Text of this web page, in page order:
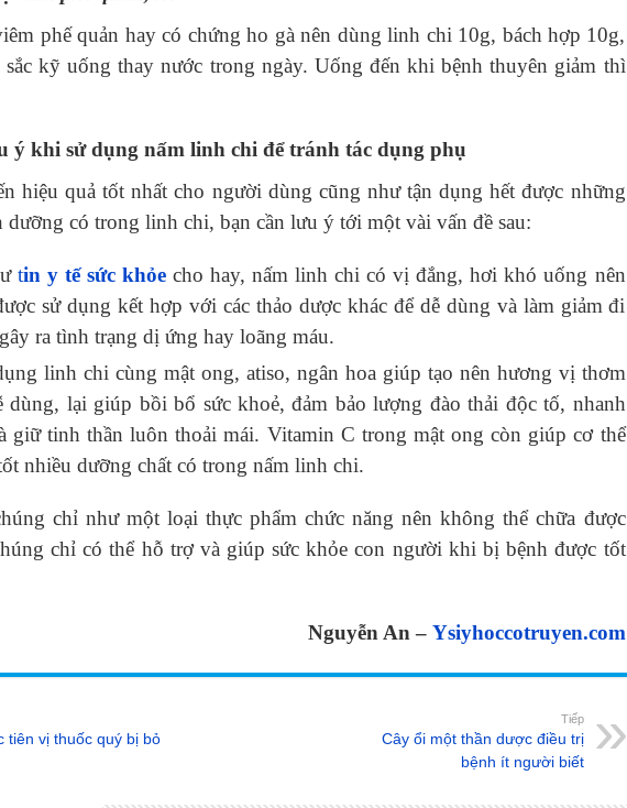
phế quản hay có chứng ho gà nên dùng linh chi 10g, bách hợp 10g,
kỹ uống thay nước trong ngày. Uống đến khi bệnh thuyên giảm thì
ý khi sử dụng nấm linh chi để tránh tác dụng phụ
hiệu quả tốt nhất cho người dùng cũng như tận dụng hết được những
dưỡng có trong linh chi, bạn cần lưu ý tới một vài vấn đề sau:
tin y tế sức khỏecho hay, nấm linh chi có vị đắng, hơi khó uống nên
sử dụng kết hợp với các thảo dược khác để dễ dùng và làm giảm đi
ra tình trạng dị ứng hay loãng máu.
linh chi cùng mật ong, atiso, ngân hoa giúp tạo nên hương vị thơm
dùng, lại giúp bồi bổ sức khoẻ, đảm bảo lượng đào thải độc tố, nhanh
giữ tinh thần luôn thoải mái. Vitamin C trong mật ong còn giúp cơ thể
nhiều dưỡng chất có trong nấm linh chi.
chỉ như một loại thực phẩm chức năng nên không thể chữa được
chỉ có thể hỗ trợ và giúp sức khỏe con người khi bị bệnh được tốt
Nguyễn An – Ysiyhoccotruyen.com
tiên vị thuốc quý bị bỏ
Tiếp
Cây ổi một thần dược điều trị
bệnh ít người biết